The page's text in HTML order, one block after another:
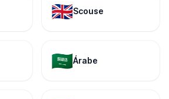
🇬🇧Scouse
🇸🇦Árabe